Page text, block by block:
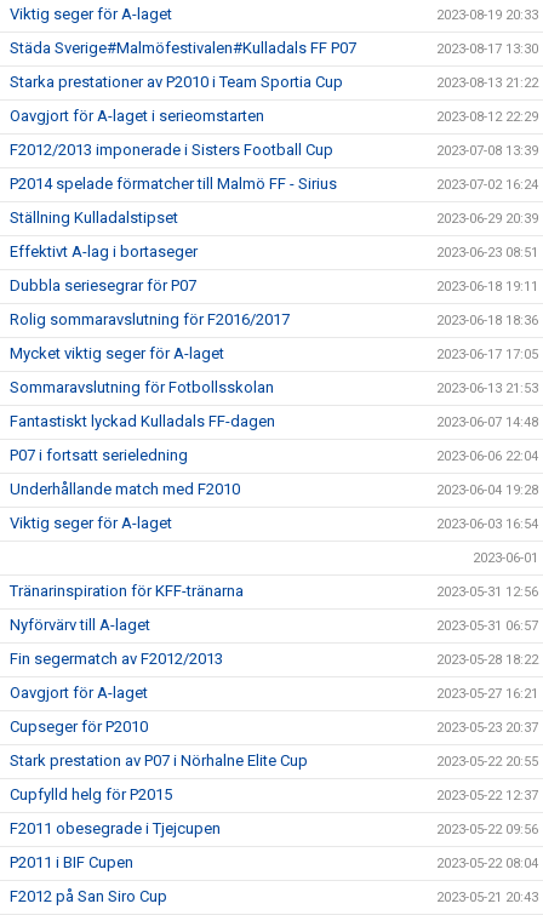
Viktig seger för A-laget 2023-08-19 20:33
Städa Sverige#Malmöfestivalen#Kulladals FF P07 2023-08-17 13:30
Starka prestationer av P2010 i Team Sportia Cup 2023-08-13 21:22
Oavgjort för A-laget i serieomstarten 2023-08-12 22:29
F2012/2013 imponerade i Sisters Football Cup 2023-07-08 13:39
P2014 spelade förmatcher till Malmö FF - Sirius 2023-07-02 16:24
Ställning Kulladalstipset 2023-06-29 20:39
Effektivt A-lag i bortaseger 2023-06-23 08:51
Dubbla seriesegrar för P07 2023-06-18 19:11
Rolig sommaravslutning för F2016/2017 2023-06-18 18:36
Mycket viktig seger för A-laget 2023-06-17 17:05
Sommaravslutning för Fotbollsskolan 2023-06-13 21:53
Fantastiskt lyckad Kulladals FF-dagen 2023-06-07 14:48
P07 i fortsatt serieledning 2023-06-06 22:04
Underhållande match med F2010 2023-06-04 19:28
Viktig seger för A-laget 2023-06-03 16:54
2023-06-01
Tränarinspiration för KFF-tränarna 2023-05-31 12:56
Nyförvärv till A-laget 2023-05-31 06:57
Fin segermatch av F2012/2013 2023-05-28 18:22
Oavgjort för A-laget 2023-05-27 16:21
Cupseger för P2010 2023-05-23 20:37
Stark prestation av P07 i Nörhalne Elite Cup 2023-05-22 20:55
Cupfylld helg för P2015 2023-05-22 12:37
F2011 obesegrade i Tjejcupen 2023-05-22 09:56
P2011 i BIF Cupen 2023-05-22 08:04
F2012 på San Siro Cup 2023-05-21 20:43